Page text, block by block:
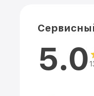
5.0